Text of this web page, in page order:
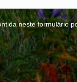
neste formulário